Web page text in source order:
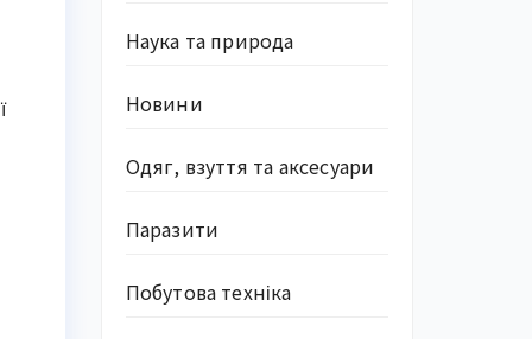
Наука та природа
Новини
Одяг, взуття та аксесуари
Паразити
Побутова техніка